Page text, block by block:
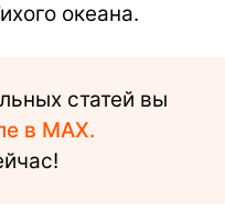
океана.
статей вы
в MAX.